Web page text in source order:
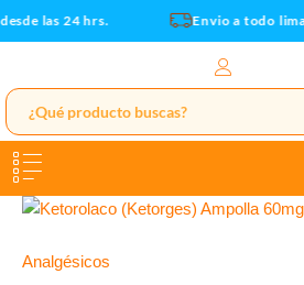
Ir
al
las 24 hrs. Envio a todo lima
Analgésicos
Ketorolaco
Ampolla